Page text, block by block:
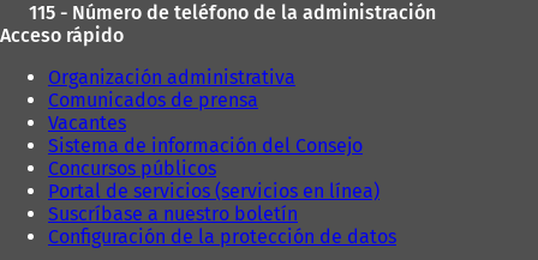
115 - Número de teléfono de la administración
Acceso rápido
Organización administrativa
Comunicados de prensa
Vacantes
Sistema de información del Consejo
Concursos públicos
Portal de servicios (servicios en línea)
Suscríbase a nuestro boletín
Configuración de la protección de datos